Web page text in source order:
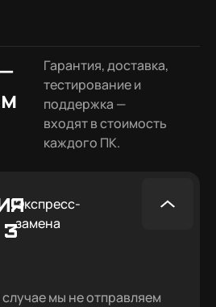
Гарантия, доставка,
тестирование и
поддержка —
входят в стоимость
каждого ПК.
3
Экспресс-
замена
мы не отправляем